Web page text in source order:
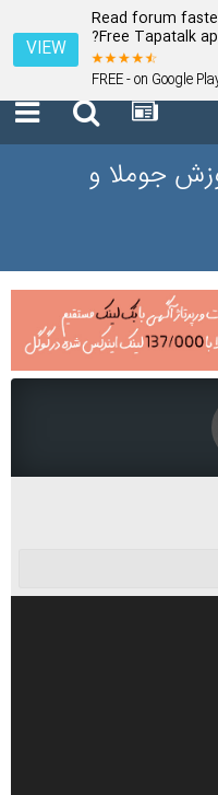
Read forum
Free Tapatalk
FREE - on Google
VIEW
جوملا و